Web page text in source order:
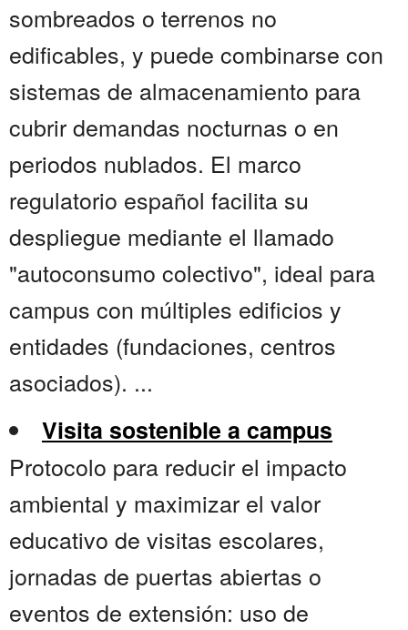
sombreados o terrenos no
edificables, y puede combinarse con
sistemas de almacenamiento para
cubrir demandas nocturnas o en
periodos nublados. El marco
regulatorio español facilita su
despliegue mediante el llamado
"autoconsumo colectivo", ideal para
campus con múltiples edificios y
entidades (fundaciones, centros
asociados). ...
Visita sostenible a campus
Protocolo para reducir el impacto
ambiental y maximizar el valor
educativo de visitas escolares,
jornadas de puertas abiertas o
eventos de extensión: uso de